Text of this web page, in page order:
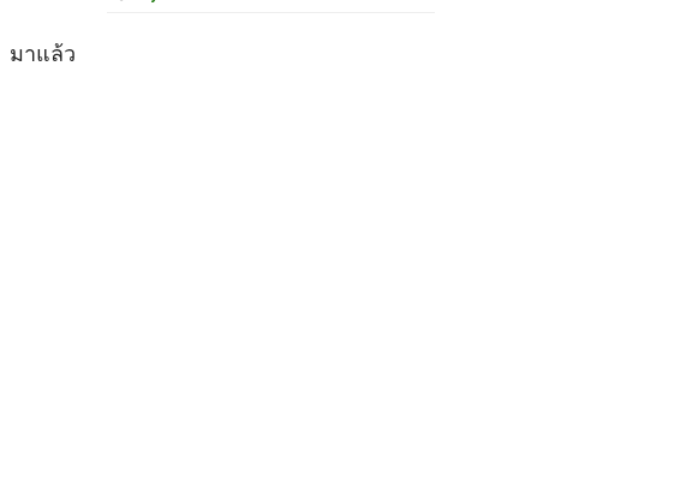
มาแล้ว